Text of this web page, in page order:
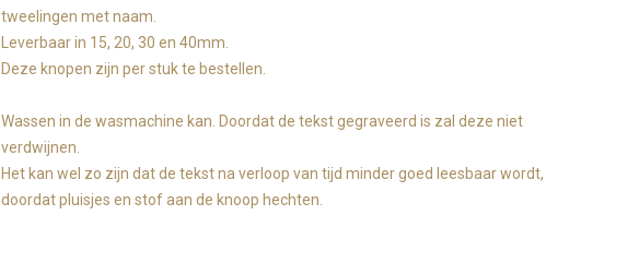
tweelingen met naam.
Leverbaar in 15, 20, 30 en 40mm.
Deze knopen zijn per stuk te bestellen.
Wassen in de wasmachine kan. Doordat de tekst gegraveerd is zal deze niet
verdwijnen.
Het kan wel zo zijn dat de tekst na verloop van tijd minder goed leesbaar wordt,
doordat pluisjes en stof aan de knoop hechten.